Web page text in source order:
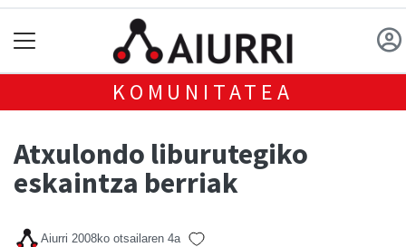
KOMUNITATEA
Atxulondo liburutegiko
eskaintza berriak
Aiurri 2008ko otsailaren 4a